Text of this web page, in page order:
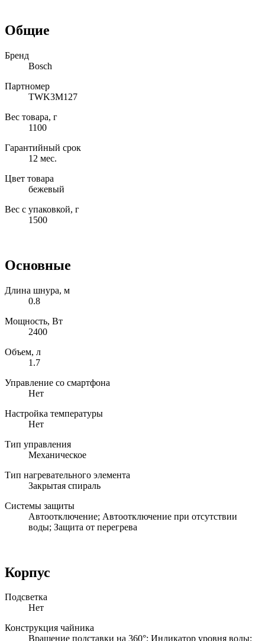
Общие
Бренд
Bosch
Партномер
TWK3M127
Вес товара, г
1100
Гарантийный срок
12 мес.
Цвет товара
бежевый
Вес с упаковкой, г
1500
Основные
Длина шнура, м
0.8
Мощность, Вт
2400
Объем, л
1.7
Управление со смартфона
Нет
Настройка температуры
Нет
Тип управления
Механическое
Тип нагревательного элемента
Закрытая спираль
Системы защиты
Автоотключение; Автоотключение при отсутствии
воды; Защита от перегрева
Корпус
Подсветка
Нет
Конструкция чайника
Вращение подставки на 360°; Индикатор уровня воды;